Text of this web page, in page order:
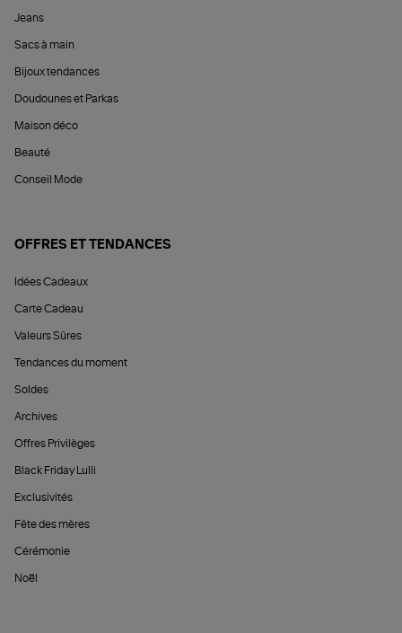
Jeans
Sacs à main
Bijoux tendances
Doudounes et Parkas
Maison déco
Beauté
Conseil Mode
OFFRES ET TENDANCES
Idées Cadeaux
Carte Cadeau
Valeurs Sûres
Tendances du moment
Soldes
Archives
Offres Privilèges
Black Friday Lulli
Exclusivités
Fête des mères
Cérémonie
Noël